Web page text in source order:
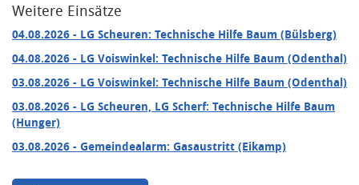
Weitere Einsätze
04.08.2026 - LG Scheuren: Technische Hilfe Baum (Bülsberg)
04.08.2026 - LG Voiswinkel: Technische Hilfe Baum (Odenthal)
03.08.2026 - LG Voiswinkel: Technische Hilfe Baum (Odenthal)
03.08.2026 - LG Scheuren, LG Scherf: Technische Hilfe Baum
(Hunger)
03.08.2026 - Gemeindealarm: Gasaustritt (Eikamp)